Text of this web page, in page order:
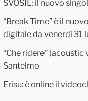
SVOSIL: il nuovo
“Break Time” è il
digitale da venerdì 31
“Che ridere”
Santelmo
Erisu: è online il